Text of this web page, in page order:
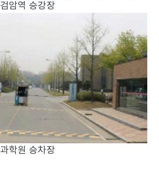
검암역 승강장
과학원 승차장